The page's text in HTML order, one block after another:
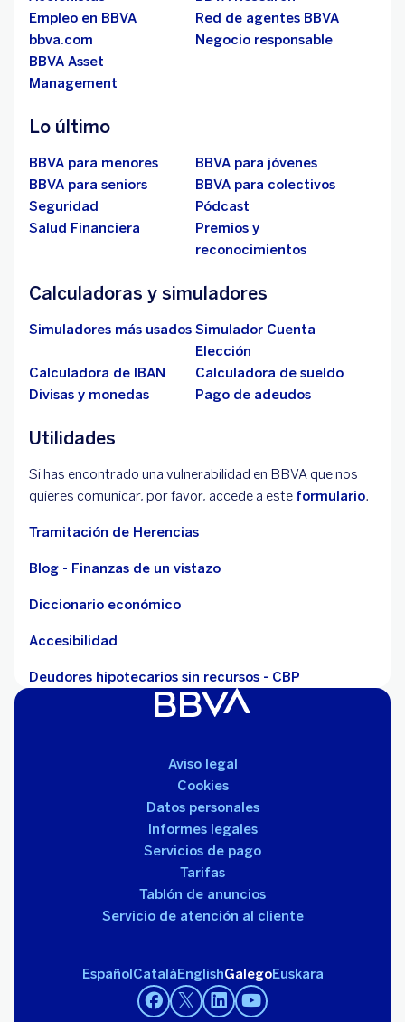
Empleo en BBVA
Red de agentes BBVA
bbva.com
Negocio responsable
BBVA Asset
Management
Lo último
BBVA para menores
BBVA para jóvenes
BBVA para seniors
BBVA para colectivos
Seguridad
Pódcast
Salud Financiera
Premios y
reconocimientos
Calculadoras y simuladores
Simuladores más usados Simulador Cuenta
Elección
Calculadora de IBAN
Calculadora de sueldo
Divisas y monedas
Pago de adeudos
Utilidades
Si has encontrado una vulnerabilidad en BBVA que nos
quieres comunicar, por favor, accede a este formulario.
Tramitación de Herencias
Blog - Finanzas de un vistazo
Diccionario económico
Accesibilidad
Deudores hipotecarios sin recursos - CBP
Aviso legal
Cookies
Datos personales
Informes legales
Servicios de pago
Tarifas
Tablón de anuncios
Servicio de atención al cliente
EspañolCatalàEnglishGalegoEuskara